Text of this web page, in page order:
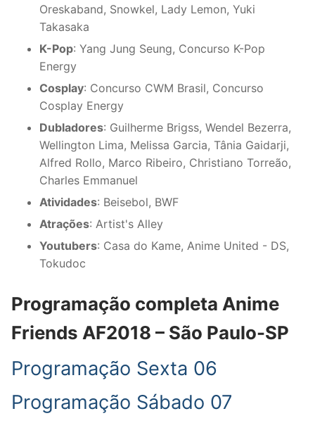
Oreskaband, Snowkel, Lady Lemon, Yuki
Takasaka
K-Pop: Yang Jung Seung, Concurso K-Pop
Energy
Cosplay: Concurso CWM Brasil, Concurso
Cosplay Energy
Dubladores: Guilherme Brigss, Wendel Bezerra,
Wellington Lima, Melissa Garcia, Tânia Gaidarji,
Alfred Rollo, Marco Ribeiro, Christiano Torreão,
Charles Emmanuel
Atividades: Beisebol, BWF
Atrações: Artist's Alley
Youtubers: Casa do Kame, Anime United - DS,
Tokudoc
Programação completa Anime
Friends AF2018 – São Paulo-SP
Programação Sexta 06
Programação Sábado 07